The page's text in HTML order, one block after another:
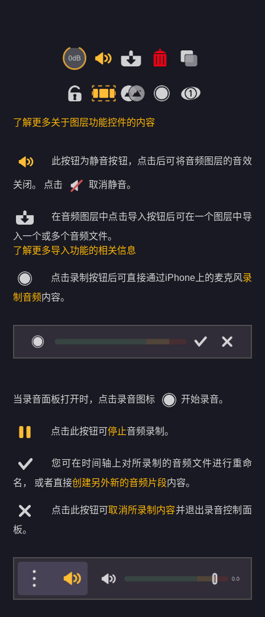
了解更多关于图层功能控件的内容
此按钮为静音按钮，点击后可将音频图层的音效
关闭。 点击 取消静音。
在音频图层中点击导入按钮后可在一个图层中导
入一个或多个音频文件。
了解更多导入功能的相关信息
点击录制按钮后可直接通过iPhone上的麦克风录
制音频内容。
当录音面板打开时，点击录音图标 开始录音。
点击此按钮可停止音频录制。
您可在时间轴上对所录制的音频文件进行重命
名， 或者直接创建另外新的音频片段内容。
点击此按钮可取消所录制内容并退出录音控制面
板。